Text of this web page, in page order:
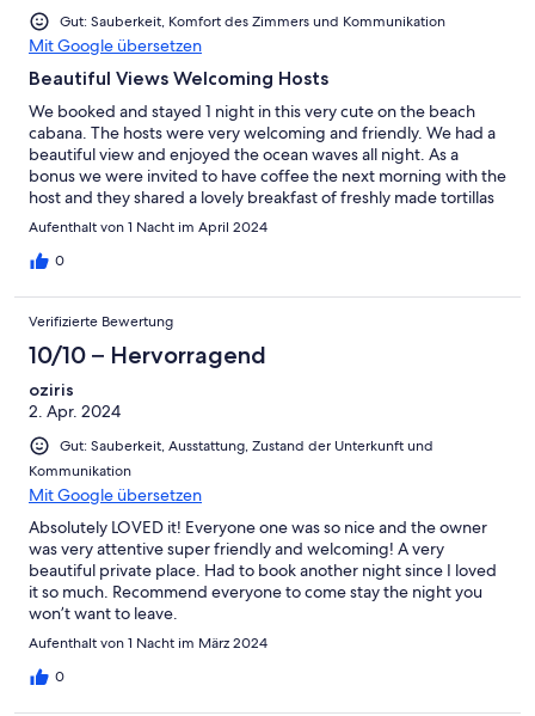
Gut: Sauberkeit, Komfort des Zimmers und Kommunikation
Mit Google übersetzen
Beautiful Views Welcoming Hosts
We booked and stayed 1 night in this very cute on the beach
cabana. The hosts were very welcoming and friendly. We had a
beautiful view and enjoyed the ocean waves all night. As a
bonus we were invited to have coffee the next morning with the
host and they shared a lovely breakfast of freshly made tortillas
and cheese creme & veggies.
Aufenthalt von 1 Nacht im April 2024
0
Verifizierte Bewertung
10/10 – Hervorragend
oziris
2. Apr. 2024
Gut: Sauberkeit, Ausstattung, Zustand der Unterkunft und
Kommunikation
Mit Google übersetzen
Absolutely LOVED it! Everyone one was so nice and the owner
was very attentive super friendly and welcoming! A very
beautiful private place. Had to book another night since I loved
it so much. Recommend everyone to come stay the night you
won’t want to leave.
Aufenthalt von 1 Nacht im März 2024
0